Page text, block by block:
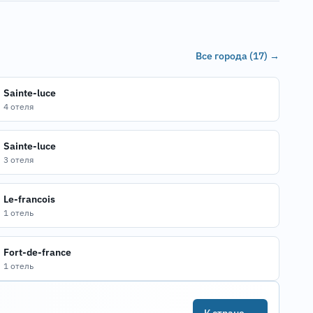
Все города (17) →
Sainte-luce
4 отеля
Sainte-luce
3 отеля
Le-francois
1 отель
Fort-de-france
1 отель